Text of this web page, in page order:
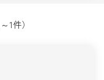
～1件）